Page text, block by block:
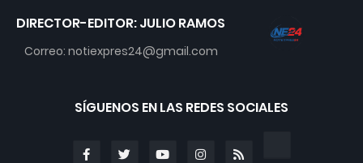
DIRECTOR-EDITOR: JULIO RAMOS
Correo: notiexpres24@gmail.com
SÍGUENOS EN LAS REDES SOCIALES